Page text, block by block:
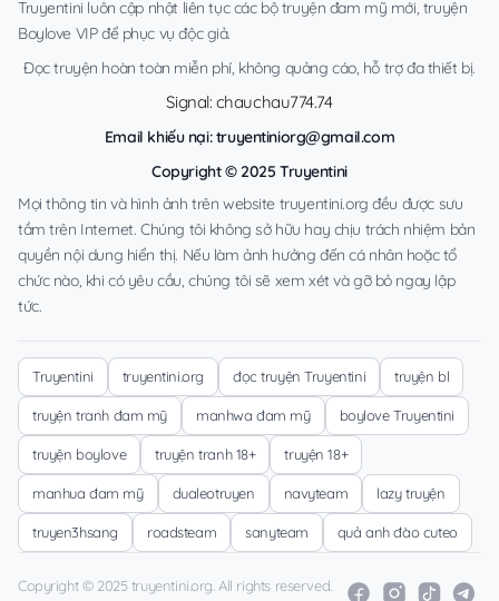
Truyentini luôn cập nhật liên tục các bộ truyện đam mỹ mới, truyện
Boylove VIP để phục vụ độc giả.
Đọc truyện hoàn toàn miễn phí, không quảng cáo, hỗ trợ đa thiết bị.
Signal: chauchau774.74
Email khiếu nại:truyentiniorg@gmail.com
Copyright © 2025 Truyentini
Mọi thông tin và hình ảnh trên website truyentini.org đều được sưu
tầm trên Internet. Chúng tôi không sở hữu hay chịu trách nhiệm bản
quyền nội dung hiển thị. Nếu làm ảnh hưởng đến cá nhân hoặc tổ
chức nào, khi có yêu cầu, chúng tôi sẽ xem xét và gỡ bỏ ngay lập
tức.
Truyentini truyentini.org đọc truyện Truyentini truyện bl
truyện tranh đam mỹ manhwa đam mỹ boylove Truyentini
truyện boylove truyện tranh 18+ truyện 18+
manhua đam mỹ dualeotruyen navyteam lazy truyện
truyen3hsang roadsteam sanyteam quả anh đào cuteo
Copyright © 2025 truyentini.org. All rights reserved.